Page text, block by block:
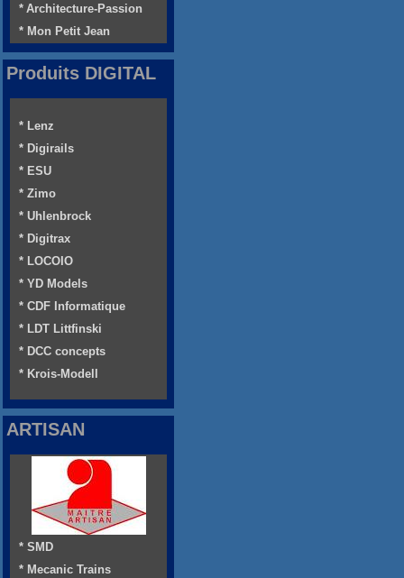
* Architecture-Passion
* Mon Petit Jean
Produits DIGITAL
* Lenz
* Digirails
* ESU
* Zimo
* Uhlenbrock
* Digitrax
* LOCOIO
* YD Models
* CDF Informatique
* LDT Littfinski
* DCC concepts
* Krois-Modell
ARTISAN
* SMD
* Mecanic Trains